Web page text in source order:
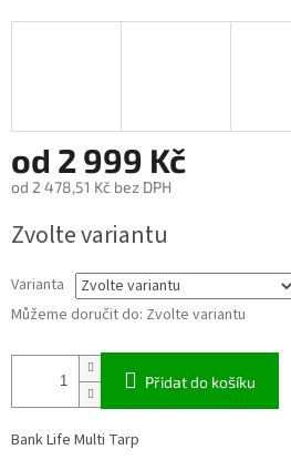
od 2 999 Kč
od 2 478,51 Kč bez DPH
cena:
Zvolte variantu
Varianta
Můžeme doručit do: Zvolte variantu
Přidat do košíku
Bank Life Multi Tarp